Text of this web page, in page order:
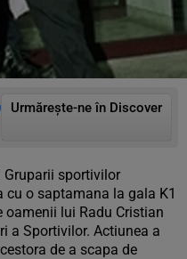
Urmărește-ne în Discover
Gruparii sportivilor
o saptamana la gala K1
lui Radu Cristian
a Sportivilor. Actiunea a
de a scapa de